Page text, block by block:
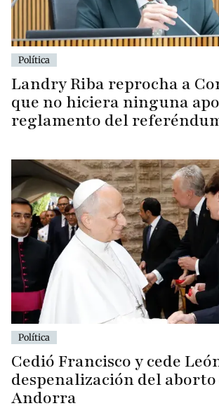
Política
Landry Riba reprocha a
que no hiciera ninguna
reglamento del
Política
Cedió Francisco y cede
despenalización del
Andorra